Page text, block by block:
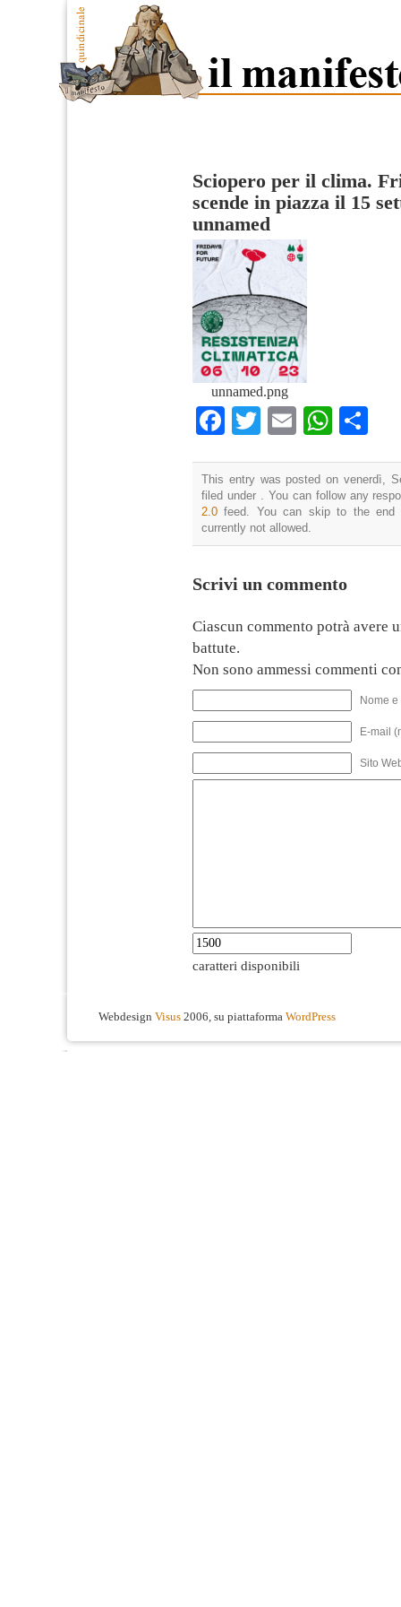
Sciopero per il clima.
scende in piazza il 15
unnamed
unnamed.png
Facebook
TwitterEmail
This entry was posted on venerdì,
filed under . You can follow any
2.0 feed. You can skip to the end
currently not allowed.
Scrivi un commento
Ciascun commento potrà avere
battute.
Non sono ammessi commenti
Nome
E-mail
Sito
caratteri disponibili
Webdesign Visus 2006, su piattaforma WordPress